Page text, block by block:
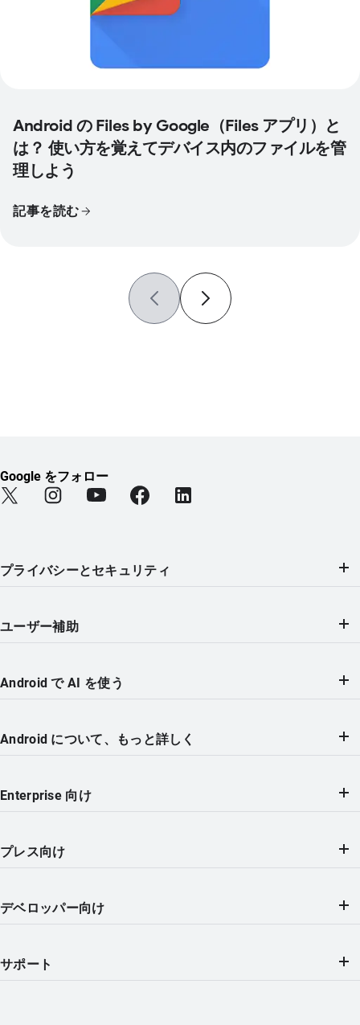
Android の Files by Google（Files アプリ）と
は？ 使い方を覚えてデバイス内のファイルを管
理しよう
記事を読む
Google をフォロー
Find Android on Twitter (新しいタブで開きます)
Find Android on Instagram (新しいタブで開きます)
Find Android on YouTube (新しいタブで開きま
Find Android on Facebook (新しいタブ
Find Android on LinkedIn (新し
プライバシーとセキュリティ
ユーザー補助
Android で AI を使う
Android について、もっと詳しく
Enterprise 向け
プレス向け
デベロッパー向け
サポート